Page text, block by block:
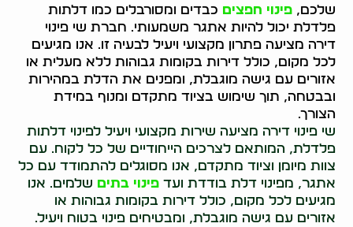
שלכם,פינוי חפצים כבדים ומסורבלים כמו דלתות
פלדלת יכול להיות אתגר משמעותי. חברת שי פינוי
דירה מציעה פתרון מקצועי ויעיל לבעיה זו. אנו מגיעים
לכל מקום, כולל דירות בקומות גבוהות ללא מעלית או
אזורים עם גישה מוגבלת, ומפנים את הדלת במהירות
ובבטחה, תוך שימוש בציוד מתקדם ומנוף במידת
הצורך.
שי פינוי דירה מציעה שירות מקצועי ויעיל לפינוי דלתות
פלדלת, המותאם לצרכים הייחודיים של כל לקוח. עם
צוות מיומן וציוד מתקדם, אנו מסוגלים להתמודד עם כל
אתגר, מפינוי דלת בודדת ועדפינוי בתים שלמים. אנו
מגיעים לכל מקום, כולל דירות בקומות גבוהות או
אזורים עם גישה מוגבלת, ומבטיחים פינוי בטוח ויעיל.